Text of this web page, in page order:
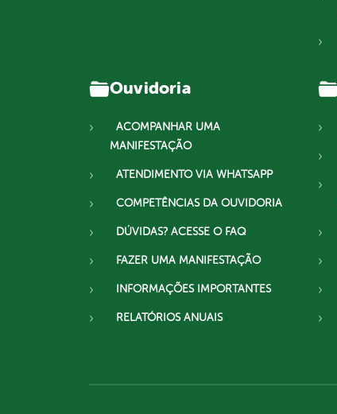
Ouvidoria
ACOMPANHAR UMA
MANIFESTAÇÃO
ATENDIMENTO VIA WHATSAPP
COMPETÊNCIAS DA OUVIDORIA
DÚVIDAS? ACESSE O FAQ
FAZER UMA MANIFESTAÇÃO
INFORMAÇÕES IMPORTANTES
RELATÓRIOS ANUAIS